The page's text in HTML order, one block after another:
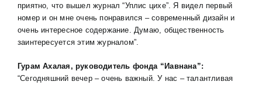
приятно, что вышел журнал “Уплис цихе”. Я видел первый
номер и он мне очень понравился – современный дизайн и
очень интересное содержание. Думаю, общественность
заинтересуется этим журналом”.
Гурам Ахалая, руководитель фонда “Иавнана”:
“Сегодняшний вечер – очень важный. У нас – талантливая